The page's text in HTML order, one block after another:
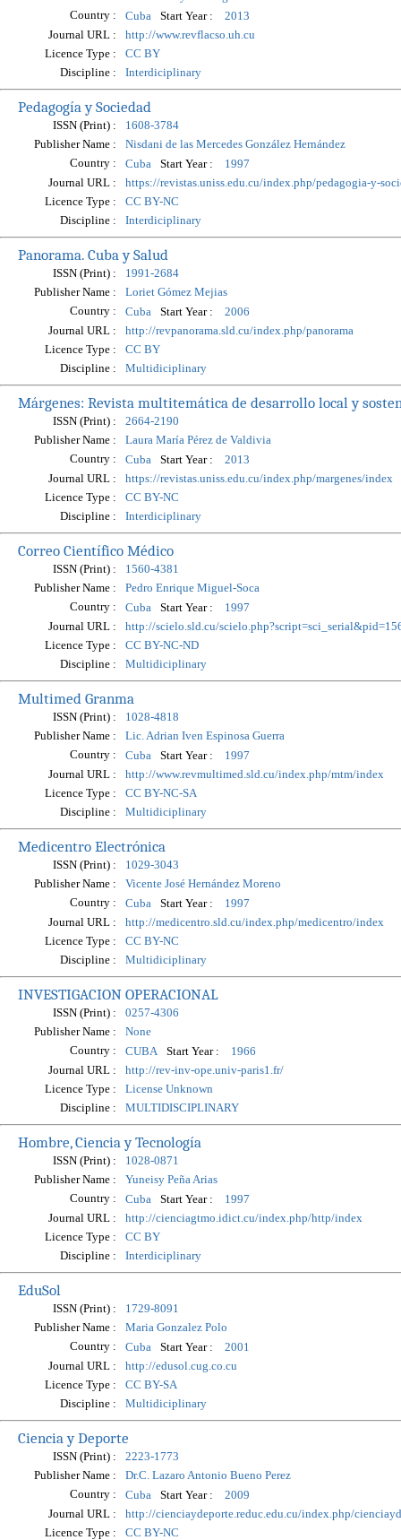
Country :
Cuba Start Year :
2013
Journal URL :
http://www.revflacso.uh.cu
Licence Type :
CC BY
Discipline :
Interdiciplinary
Pedagogía y Sociedad
ISSN (Print) :
1608-3784
Publisher Name :
Nisdani de las Mercedes González Hernández
Country :
Cuba Start Year :
1997
Journal URL :
https://revistas.uniss.edu.cu/index.php/pedagogia-y-
Licence Type :
CC BY-NC
Discipline :
Interdiciplinary
Panorama. Cuba y Salud
ISSN (Print) :
1991-2684
Publisher Name :
Loriet Gómez Mejias
Country :
Cuba Start Year :
2006
Journal URL :
http://revpanorama.sld.cu/index.php/panorama
Licence Type :
CC BY
Discipline :
Multidiciplinary
Márgenes: Revista multitemática de desarrollo local y
ISSN (Print) :
2664-2190
Publisher Name :
Laura María Pérez de Valdivia
Country :
Cuba Start Year :
2013
Journal URL :
https://revistas.uniss.edu.cu/index.php/margenes/index
Licence Type :
CC BY-NC
Discipline :
Interdiciplinary
Correo Científico Médico
ISSN (Print) :
1560-4381
Publisher Name :
Pedro Enrique Miguel-Soca
Country :
Cuba Start Year :
1997
Journal URL :
http://scielo.sld.cu/
Licence Type :
CC BY-NC-ND
Discipline :
Multidiciplinary
Multimed Granma
ISSN (Print) :
1028-4818
Publisher Name :
Lic. Adrian Iven Espinosa Guerra
Country :
Cuba Start Year :
1997
Journal URL :
http://www.revmultimed.sld.cu/index.php/mtm/index
Licence Type :
CC BY-NC-SA
Discipline :
Multidiciplinary
Medicentro Electrónica
ISSN (Print) :
1029-3043
Publisher Name :
Vicente José Hernández Moreno
Country :
Cuba Start Year :
1997
Journal URL :
http://medicentro.sld.cu/index.php/medicentro/index
Licence Type :
CC BY-NC
Discipline :
Multidiciplinary
INVESTIGACION OPERACIONAL
ISSN (Print) :
0257-4306
Publisher Name :
None
Country :
CUBA Start Year :
1966
Journal URL :
http://rev-inv-ope.univ-paris1.fr/
Licence Type :
License Unknown
Discipline :
MULTIDISCIPLINARY
Hombre, Ciencia y Tecnología
ISSN (Print) :
1028-0871
Publisher Name :
Yuneisy Peña Arias
Country :
Cuba Start Year :
1997
Journal URL :
http://cienciagtmo.idict.cu/index.php/http/index
Licence Type :
CC BY
Discipline :
Interdiciplinary
EduSol
ISSN (Print) :
1729-8091
Publisher Name :
Maria Gonzalez Polo
Country :
Cuba Start Year :
2001
Journal URL :
http://edusol.cug.co.cu
Licence Type :
CC BY-SA
Discipline :
Multidiciplinary
Ciencia y Deporte
ISSN (Print) :
2223-1773
Publisher Name :
Dr.C. Lazaro Antonio Bueno Perez
Country :
Cuba Start Year :
2009
Journal URL :
http://cienciaydeporte.reduc.edu.cu/index.php/
Licence Type :
CC BY-NC